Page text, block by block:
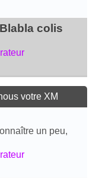
colis
votre XM
un peu,